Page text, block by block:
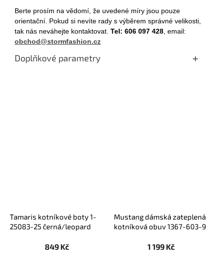
Berte prosím na vědomí, že uvedené míry jsou pouze
orientační. Pokud si nevíte rady s výběrem správné velikosti,
tak nás neváhejte kontaktovat. Tel: 606 097 428 , email:
obchod@stormfashion.cz
Doplňkové parametry
Tamaris kotníkové boty 1-
25083-25 černá/leopard
849 Kč
Mustang dámská zateplená
kotníková obuv 1367-603-9
1 199 Kč